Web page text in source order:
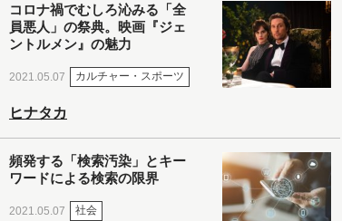
コロナ禍でむしろ沁みる「全
員悪人」の祭典。映画『ジェ
ントルメン』の魅力
2021.05.07 カルチャー・スポーツ
ヒナタカ
頻発する「検索汚染」とキー
ワードによる検索の限界
2021.05.07 社会